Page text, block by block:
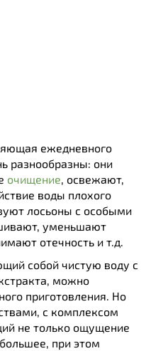
ежедневного
разнообразны: они
очищение, освежают,
воды плохого
лосьоны с особыми
уменьшают
отечность и т.д.
собой чистую воду с
можно
приготовления. Но
с комплексом
не только ощущение
при этом